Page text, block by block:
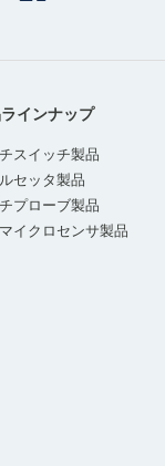
インナップ
スイッチ製品
セッタ製品
プローブ製品
イクロセンサ製品